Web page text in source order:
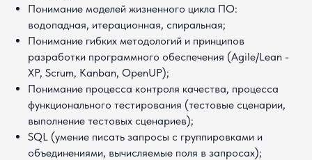
Понимание моделей жизненного цикла ПО:
водопадная, итерационная, спиральная;
Понимание гибких методологий и принципов
разработки программного обеспечения (Agile/Lean -
XP, Scrum, Kanban, OpenUP);
Понимание процесса контроля качества, процесса
функционального тестирования (тестовые сценарии,
выполнение тестовых сценариев);
SQL (умение писать запросы с группировками и
объединениями, вычисляемые поля в запросах);